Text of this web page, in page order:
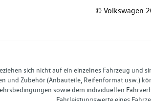
© Volkswagen
sich nicht auf ein einzelnes Fahrzeug
und Zubehör (Anbauteile, Reifenformat usw.)
sowie dem individuellen